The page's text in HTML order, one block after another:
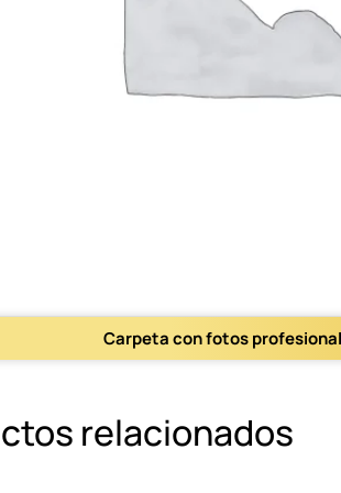
Carpeta con fotos
relacionados